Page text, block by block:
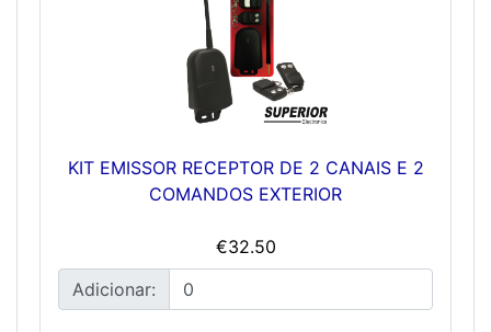
KIT EMISSOR RECEPTOR DE 2 CANAIS E 2
COMANDOS EXTERIOR
€32.50
Adicionar: